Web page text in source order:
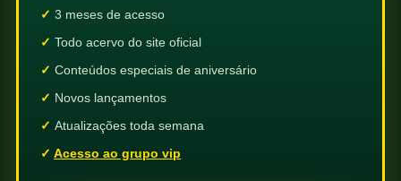
3 meses de acesso
Todo acervo do site oficial
Conteúdos especiais de aniversário
Novos lançamentos
Atualizações toda semana
Acesso ao grupo vip